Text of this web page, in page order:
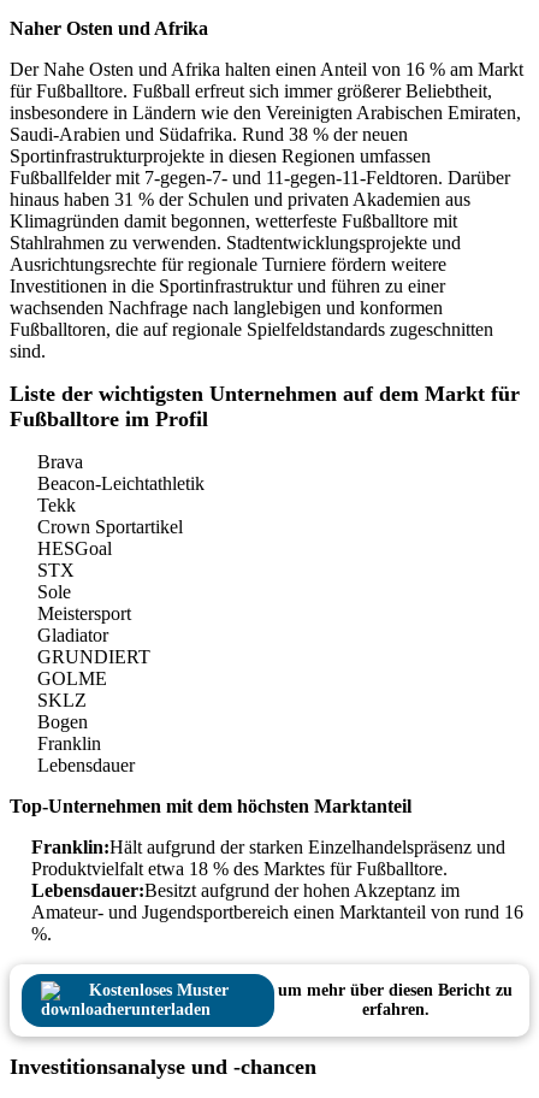
Naher Osten und Afrika
Der Nahe Osten und Afrika halten einen Anteil von 16 % am Markt
für Fußballtore. Fußball erfreut sich immer größerer Beliebtheit,
insbesondere in Ländern wie den Vereinigten Arabischen Emiraten,
Saudi-Arabien und Südafrika. Rund 38 % der neuen
Sportinfrastrukturprojekte in diesen Regionen umfassen
Fußballfelder mit 7-gegen-7- und 11-gegen-11-Feldtoren. Darüber
hinaus haben 31 % der Schulen und privaten Akademien aus
Klimagründen damit begonnen, wetterfeste Fußballtore mit
Stahlrahmen zu verwenden. Stadtentwicklungsprojekte und
Ausrichtungsrechte für regionale Turniere fördern weitere
Investitionen in die Sportinfrastruktur und führen zu einer
wachsenden Nachfrage nach langlebigen und konformen
Fußballtoren, die auf regionale Spielfeldstandards zugeschnitten
sind.
Liste der wichtigsten Unternehmen auf dem Markt für
Fußballtore im Profil
Brava
Beacon-Leichtathletik
Tekk
Crown Sportartikel
HESGoal
STX
Sole
Meistersport
Gladiator
GRUNDIERT
GOLME
SKLZ
Bogen
Franklin
Lebensdauer
Top-Unternehmen mit dem höchsten Marktanteil
Franklin:Hält aufgrund der starken Einzelhandelspräsenz und
Produktvielfalt etwa 18 % des Marktes für Fußballtore.
Lebensdauer:Besitzt aufgrund der hohen Akzeptanz im
Amateur- und Jugendsportbereich einen Marktanteil von rund 16
%.
Kostenloses Muster
herunterladen
um mehr über diesen Bericht zu
erfahren.
Investitionsanalyse und -chancen